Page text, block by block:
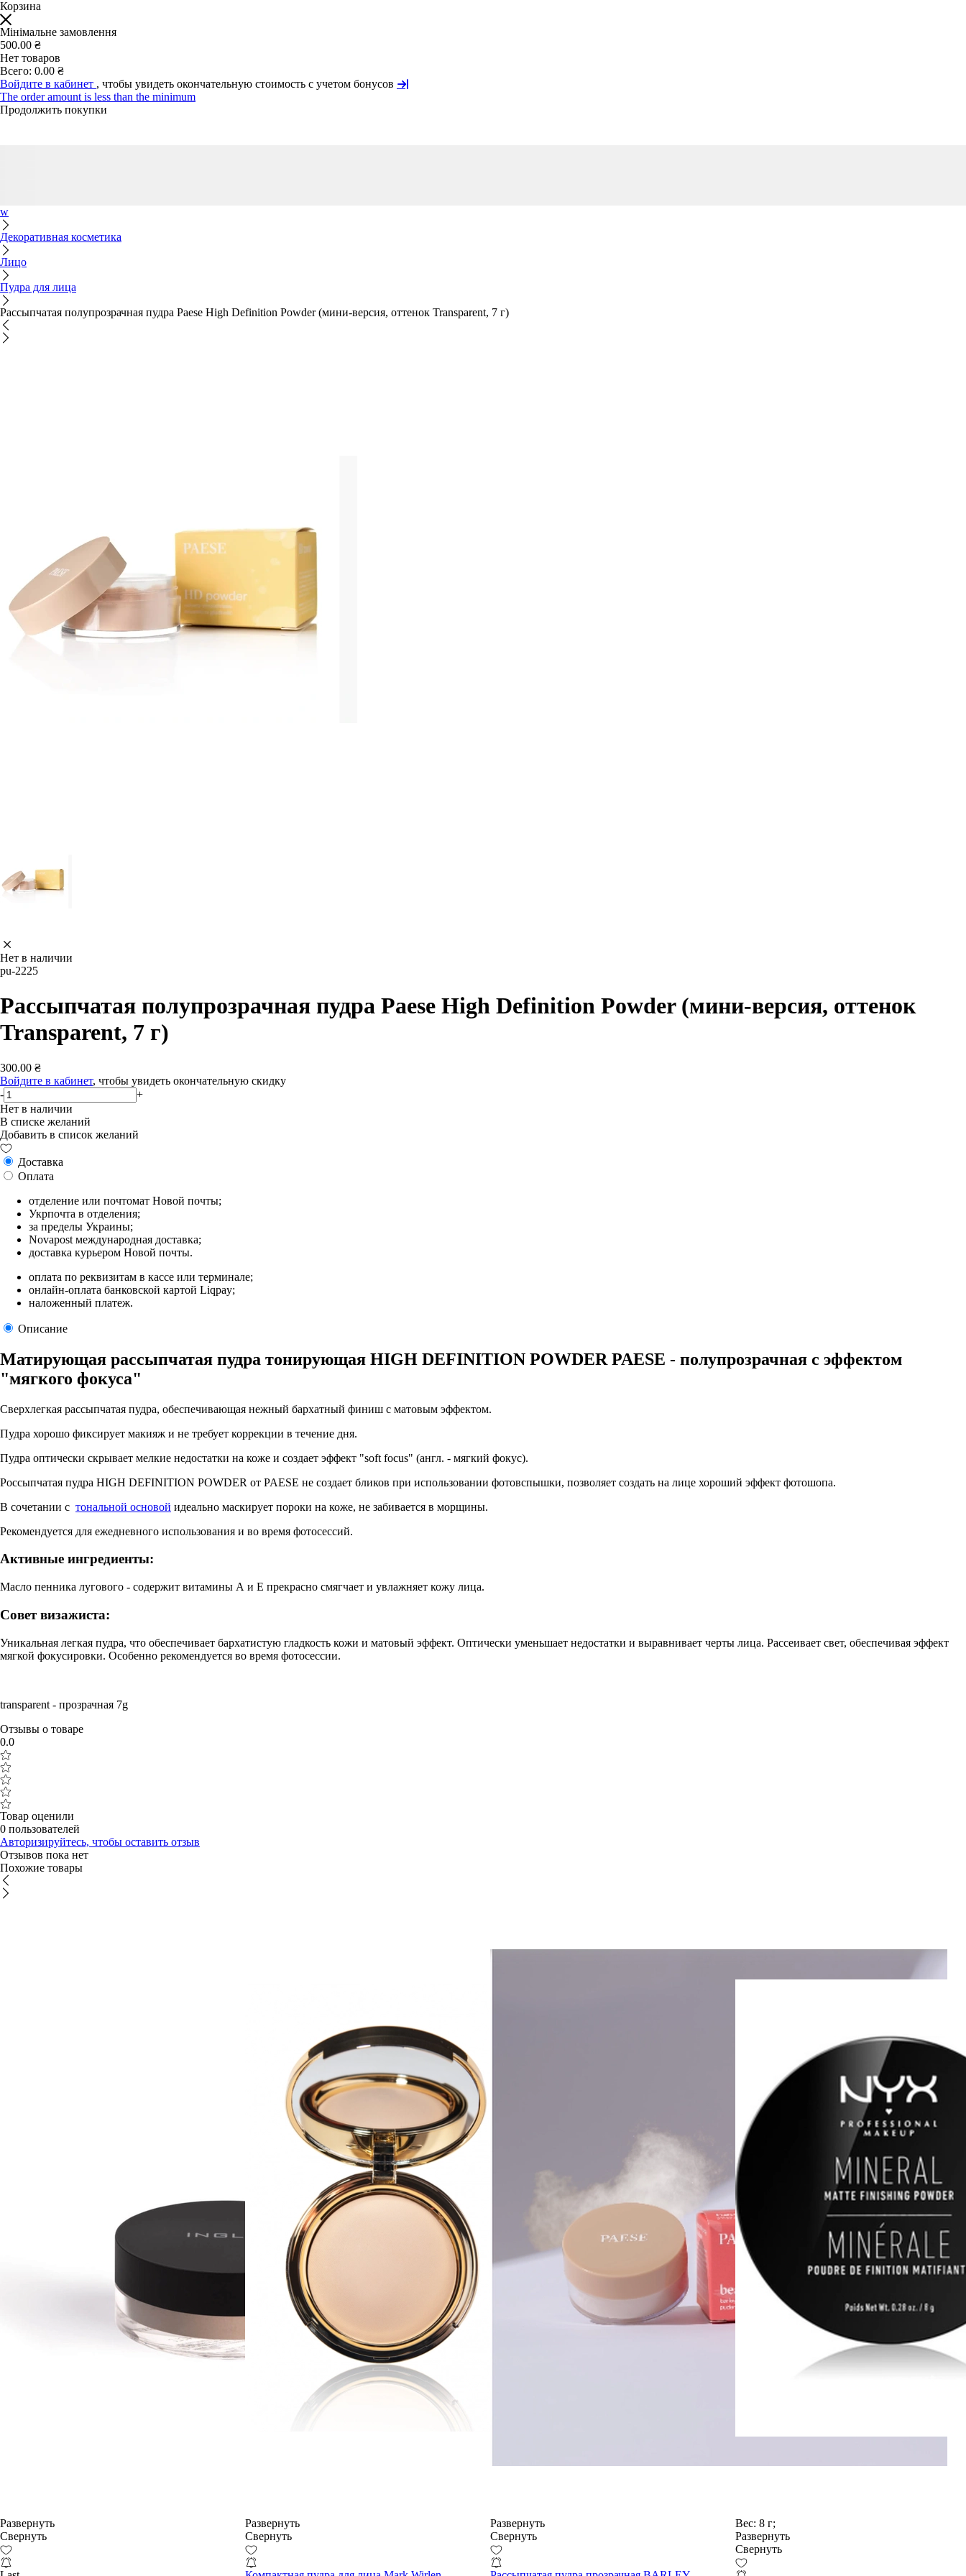
Корзина
Мінімальне замовлення
500.00 ₴
Нет товаров
Всего: 0.00 ₴
Войдите в кабинет , чтобы увидеть окончательную стоимость с учетом бонусов
The order amount is less than the minimum
Продолжить покупки
w
Декоративная косметика
Лицо
Пудра для лица
Рассыпчатая полупрозрачная пудра Paese High Definition Powder (мини-версия, оттенок Transparent, 7 г)
Нет в наличии
pu-2225
Рассыпчатая полупрозрачная пудра Paese High Definition Powder (мини-версия, оттенок
Transparent, 7 г)
300.00 ₴
Войдите в кабинет, чтобы увидеть окончательную скидку
-
+
Нет в наличии
В списке желаний
Добавить в список желаний
Доставка
Оплата
отделение или почтомат Новой почты;
Укрпочта в отделения;
за пределы Украины;
Novapost международная доставка;
доставка курьером Новой почты.
оплата по реквизитам в кассе или терминале;
онлайн-оплата банковской картой Liqpay;
наложенный платеж.
Описание
Матирующая рассыпчатая пудра тонирующая HIGH DEFINITION POWDER PAESE - полупрозрачная с эффектом
"мягкого фокуса"
Сверхлегкая рассыпчатая пудра, обеспечивающая нежный бархатный финиш с матовым эффектом.
Пудра хорошо фиксирует макияж и не требует коррекции в течение дня.
Пудра оптически скрывает мелкие недостатки на коже и создает эффект "soft focus" (англ. - мягкий фокус).
Россыпчатая пудра HIGH DEFINITION POWDER от PAESE не создает бликов при использовании фотовспышки, позволяет создать на лице хороший эффект фотошопа.
В сочетании с тональной основой идеально маскирует пороки на коже, не забивается в морщины.
Рекомендуется для ежедневного использования и во время фотосессий.
Активные ингредиенты:
Масло пенника лугового - содержит витамины А и Е прекрасно смягчает и увлажняет кожу лица.
Совет визажиста:
Уникальная легкая пудра, что обеспечивает бархатистую гладкость кожи и матовый эффект. Оптически уменьшает недостатки и выравнивает черты лица. Рассеивает свет, обеспечивая эффект
мягкой фокусировки. Особенно рекомендуется во время фотосессии.
transparent - прозрачная 7g
Отзывы о товаре
0.0
Товар оценили
0 пользователей
Авторизируйтесь, чтобы оставить отзыв
Отзывов пока нет
Похожие товары
Развернуть
Свернуть
Развернуть
Свернуть
Развернуть
Свернуть
Вес: 8 г;
Развернуть
Свернуть